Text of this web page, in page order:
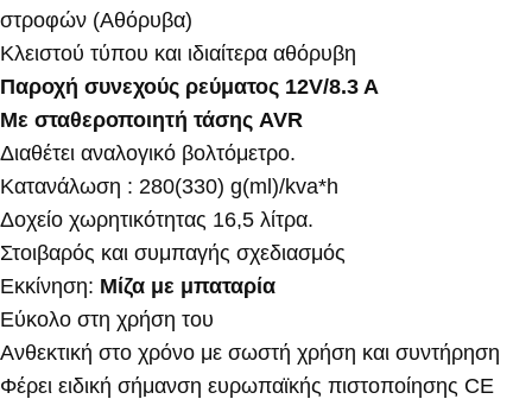
στροφών (Αθόρυβα)
Κλειστού τύπου και ιδιαίτερα αθόρυβη
Παροχή συνεχούς ρεύματος 12V/8.3 A
Με σταθεροποιητή τάσης AVR
Διαθέτει αναλογικό βολτόμετρο.
Κατανάλωση : 280(330) g(ml)/kva*h
Δοχείο χωρητικότητας 16,5 λίτρα.
Στοιβαρός και συμπαγής σχεδιασμός
Εκκίνηση: Μίζα με μπαταρία
Εύκολο στη χρήση του
Ανθεκτική στο χρόνο με σωστή χρήση και συντήρηση
Φέρει ειδική σήμανση ευρωπαϊκής πιστοποίησης CE